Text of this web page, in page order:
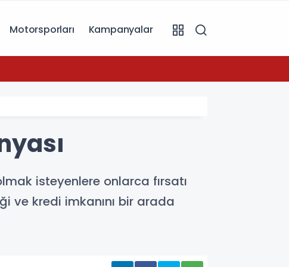
Motorsporları Kampanyalar
isteyenlere onlarca fırsatı
ve kredi imkanını bir arada